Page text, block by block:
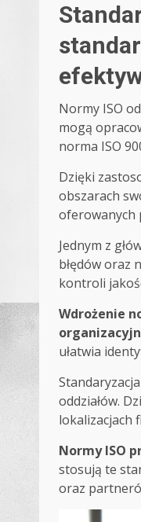
Normy ISO
mogą
norma ISO
Dzięki
obszarach
oferowanych
Jednym z
błędów oraz
kontroli
Wdrożenie
ułatwia
oddziałów.
lokalizacjach
Normy ISO
stosują te
oraz